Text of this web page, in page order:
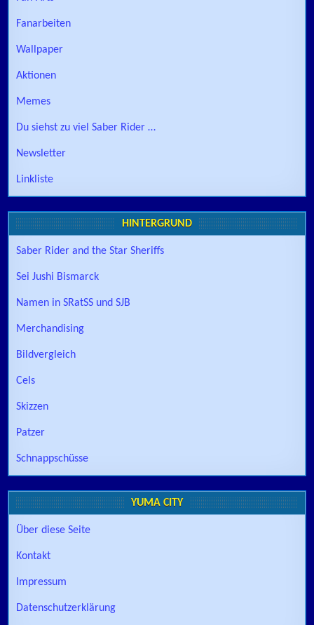
Fanarbeiten
Wallpaper
Aktionen
Memes
Du siehst zu viel Saber Rider …
Newsletter
Linkliste
HINTERGRUND
Saber Rider and the Star Sheriffs
Sei Jushi Bismarck
Namen in SRatSS und SJB
Merchandising
Bildvergleich
Cels
Skizzen
Patzer
Schnappschüsse
YUMA CITY
Über diese Seite
Kontakt
Impressum
Datenschutzerklärung